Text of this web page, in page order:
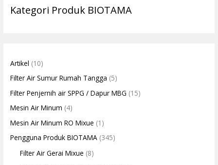
Kategori Produk BIOTAMA
Artikel (10)
Filter Air Sumur Rumah Tangga (5)
Filter Penjernih air SPPG / Dapur MBG (15)
Mesin Air Minum (4)
Mesin Air Minum RO Mixue (1)
Pengguna Produk BIOTAMA (345)
Filter Air Gerai Mixue (8)